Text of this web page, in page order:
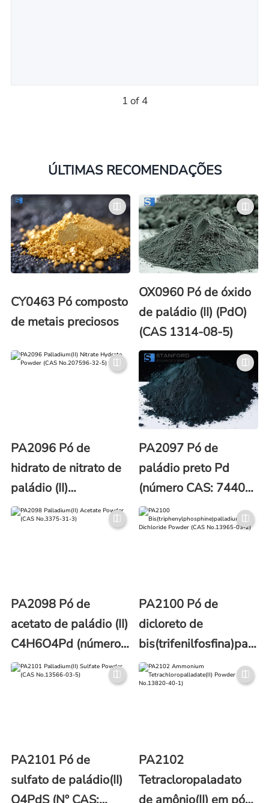
1 of 4
ÚLTIMAS RECOMENDAÇÕES
CY0463 Pó composto
de metais preciosos
OX0960 Pó de óxido
de paládio (II) (PdO)
(CAS 1314-08-5)
PA2096 Pó de
hidrato de nitrato de
paládio (II)
H2N2O7Pd (Nº CAS:
207596-32-5)
PA2097 Pó de
paládio preto Pd
(número CAS: 7440-
05-3)
PA2098 Pó de
acetato de paládio (II)
C4H6O4Pd (número
CAS: 3375-31-3)
PA2100 Pó de
dicloreto de
[(C6H5)3P]2PdCl2
(número CAS: 13965-
PA2101 Pó de
sulfato de paládio(II)
O4PdS (Nº CAS:
PA2102
Tetracloropaladato
de amônio(II) em pó